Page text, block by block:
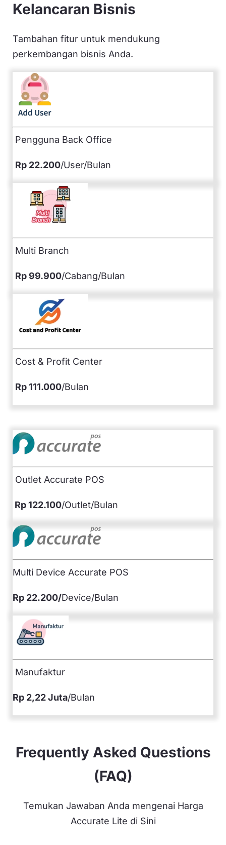
Kelancaran Bisnis
Tambahan fitur untuk mendukung
perkembangan bisnis Anda.
Pengguna Back Office
Rp 22.200/User/Bulan
Multi Branch
Rp 99.900/Cabang/Bulan
Cost & Profit Center
Rp 111.000/Bulan
Outlet Accurate POS
Rp 122.100/Outlet/Bulan
Multi Device Accurate POS
Rp 22.200/Device/Bulan
Manufaktur
Rp 2,22 Juta/Bulan
Frequently Asked Questions
(FAQ)
Temukan Jawaban Anda mengenai Harga
Accurate Lite di Sini